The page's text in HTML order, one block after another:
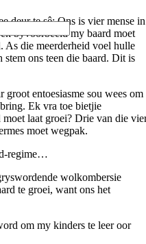
deur te sê: Ons is vier mense in
byvoorbeeld my baard moet
As die meerderheid voel hulle
stem ons teen die baard. Dit is
groot entoesiasme sou wees om
Ek vra toe bietjie
laat groei? Drie van die
moet wegpak.
regime…
wolkombersie
te groei, want ons het
om my kinders te leer oor